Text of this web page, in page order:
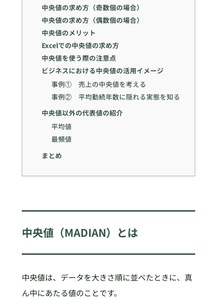
中央値の求め方（奇数個の場合）
中央値の求め方（偶数個の場合）
中央値のメリット
Excelでの中央値の求め方
中央値を使う際の注意点
ビジネスにおける中央値の活用イメージ
事例① 売上の中央値を考える
事例② 平均勤続年数に隠れる実態を知る
中央値以外の代表値の紹介
平均値
最頻値
まとめ
中央値（MADIAN）とは
中央値は、データを大きさ順に並べたときに、真
ん中にあたる値のことです。